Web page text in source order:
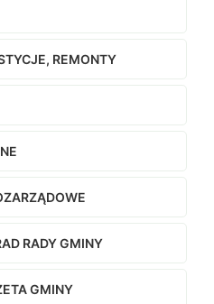
REMONTY
RADY GMINY
GMINY